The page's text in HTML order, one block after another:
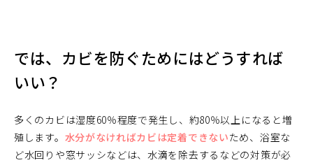
では、カビを防ぐためにはどうすれば
いい？
多くのカビは湿度60％程度で発生し、約80％以上になると増
殖します。 水分がなければカビは定着できないため、浴室な
ど水回りや窓サッシなどは、水滴を除去するなどの対策が必